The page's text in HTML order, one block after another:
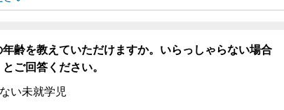
年齢を教えていただけますか。いらっしゃらない場合
とご回答ください。
い未就学児